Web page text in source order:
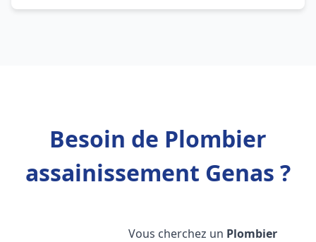
Besoin de Plombier
assainissement Genas ?
Vous cherchez un Plombier